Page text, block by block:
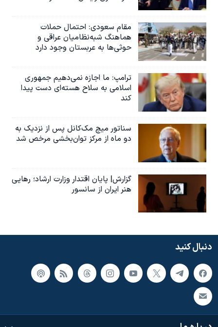
مقام سعودی: احتمال حملات
هماهنگ شبه‌نظامیان عراقی و
حوثی‌ها به عربستان وجود دارد
ترامپ: ما اجازه نمی‌دهیم جمهوری
اسلامی به سلاح هسته‌ای دست پیدا
کند
سناتور میچ مک‌کانل پس از نزدیک به
دو ماه از مرکز توان‌بخشی مرخص شد
گزارش| پایان اقتدار وزارت ارشاد؛ رهایی
هنر ایران از سانسور
دنبال کنید